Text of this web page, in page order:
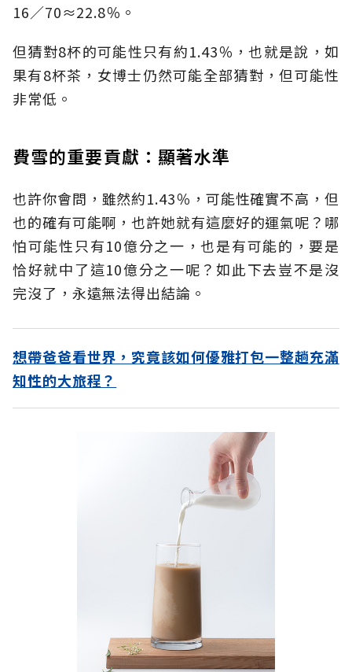
16／70≈22.8％。
但猜對8杯的可能性只有約1.43％，也就是說，如
果有8杯茶，女博士仍然可能全部猜對，但可能性
非常低。
費雪的重要貢獻：顯著水準
也許你會問，雖然約1.43％，可能性確實不高，但
也的確有可能啊，也許她就有這麼好的運氣呢？哪
怕可能性只有10億分之一，也是有可能的，要是
恰好就中了這10億分之一呢？如此下去豈不是沒
完沒了，永遠無法得出結論。
想帶爸爸看世界，究竟該如何優雅打包一整趟充滿
知性的大旅程？